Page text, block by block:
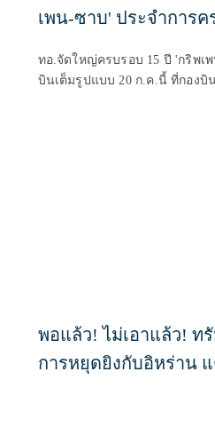
เพน-ซาบ' ประจำการค
ทอ.จัดใหญ่ครบรอบ 15 ปี 'กริพเ
บินเต็มรูปแบบ 20 ก.ค.นี้ ที่กองบิ
พอแล้ว! ไม่เอาแล้ว! ท
การหยุดยิงกับอิหร่าน